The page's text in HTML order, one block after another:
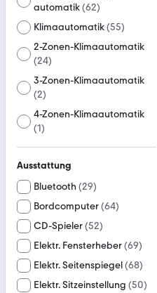
automatik(62)
Klimaautomatik(55)
2-Zonen-Klimaautomatik
(24)
3-Zonen-Klimaautomatik
(2)
4-Zonen-Klimaautomatik
(1)
Ausstattung
Bluetooth (29)
Bordcomputer(64)
CD-Spieler(52)
Elektr. Fensterheber(69)
Elektr. Seitenspiegel(68)
Elektr. Sitzeinstellung (50)